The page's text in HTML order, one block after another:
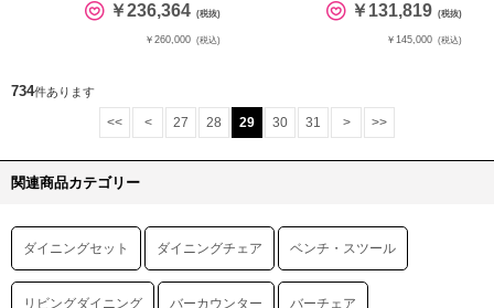
￥236,364 (税抜)
￥260,000 (税込)
￥131,819 (税抜)
￥145,000 (税込)
734件あります
<< < 27 28 29 30 31 > >>
関連商品カテゴリー
ダイニングセット ダイニングチェア ベンチ・スツール
リビングダイニング バーカウンター バーチェア